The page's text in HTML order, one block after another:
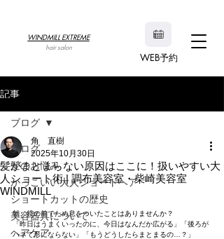
WEB予約
WINDMILL EXTREME
hair salon
記事
ブログ
髪のお悩み
かっこいい大人ショートヘア
ショートカットの歴史
美容器具について
ヘアケア
ブログ
髪がまとまらない原因はここに！扱いやすい大
人ショート術 | 調布美容室・柴崎美容室
WINDMILL
角 直樹
2025年10月30日
朝、鏡の前でため息をついたことはありませんか？
「昨日はうまくいったのに、今日はなんだか広がる」「後ろが
ハネて形にならない」「もうどうしたらまとまるの…？」